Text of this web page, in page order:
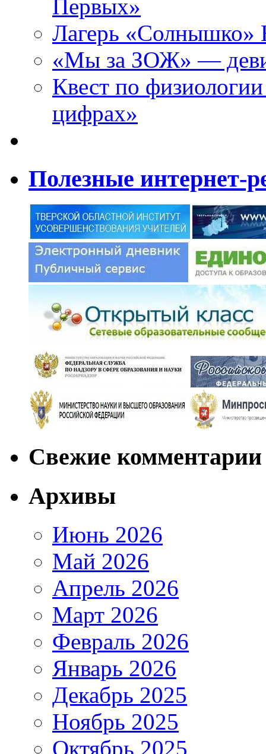
Первых»
Лагерь «Солнышко»
«Мы за ЗОЖ» —
Квест по
цифрах»
Полезные интернет-
Свежие комментарии
Архивы
Июнь 2026
Май 2026
Апрель 2026
Март 2026
Февраль 2026
Январь 2026
Декабрь 2025
Ноябрь 2025
Октябрь 2025